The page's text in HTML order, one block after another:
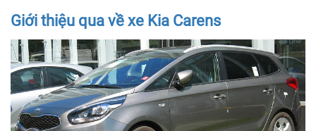
Giới thiệu qua về xe Kia Carens